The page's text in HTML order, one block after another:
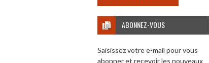
ABONNEZ-VOUS
Saisissez votre e-mail pour vous
abonner et recevoir les nouveaux